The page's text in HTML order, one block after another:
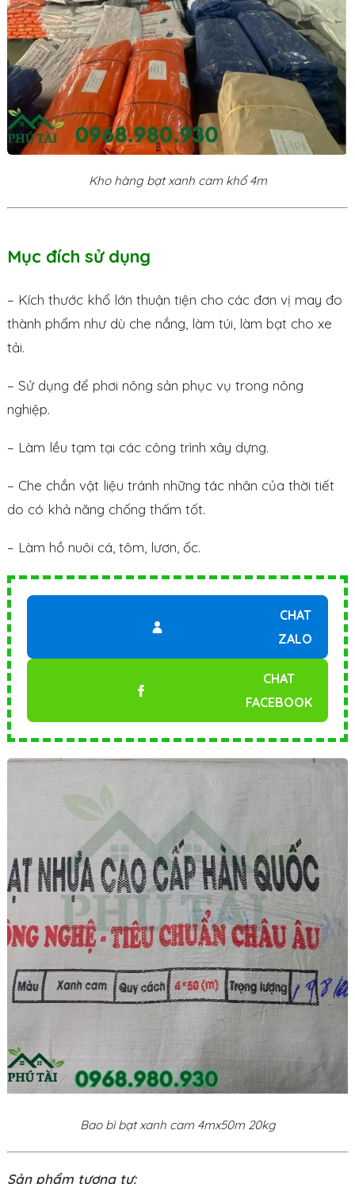
Kho hàng bạt xanh cam khổ 4m
Mục đích sử dụng
– Kích thước khổ lớn thuận tiện cho các đơn vị may đo
thành phẩm như dù che nắng, làm túi, làm bạt cho xe
tải.
– Sử dụng để phơi nông sản phục vụ trong nông
nghiệp.
– Làm lều tạm tại các công trình xây dựng.
– Che chắn vật liệu tránh những tác nhân của thời tiết
do có khả năng chống thấm tốt.
– Làm hồ nuôi cá, tôm, lươn, ốc.
CHAT
ZALO
CHAT
FACEBOOK
Bao bì bạt xanh cam 4mx50m 20kg
Sản phẩm tương tự: